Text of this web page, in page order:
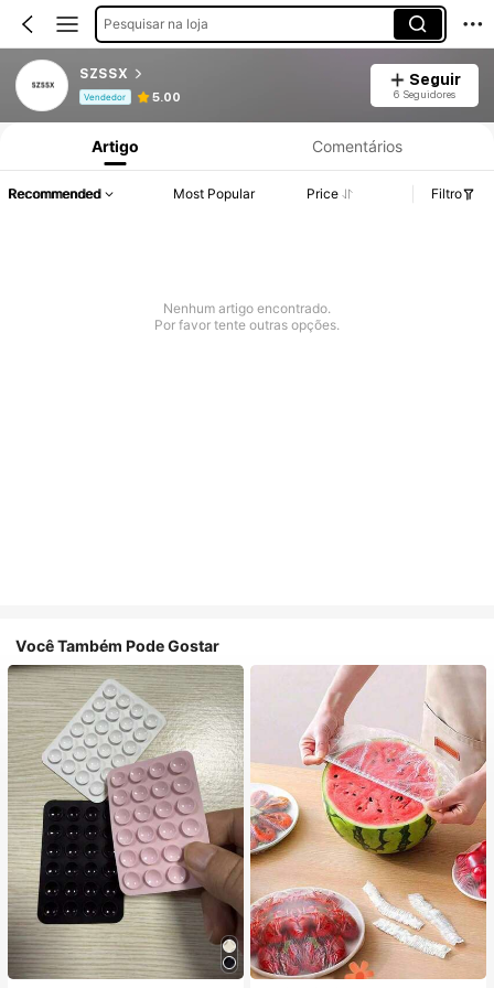
Pesquisar na loja
SZSSX
Vendedor 5.00
Seguir
6 Seguidores
Informações do Produto: Divulgação de Preço, Vendas e Detalhes de Stock.
Artigo Comentários
Recommended Most Popular Price Filtro
Nenhum artigo encontrado.
Por favor tente outras opções.
Você Também Pode Gostar